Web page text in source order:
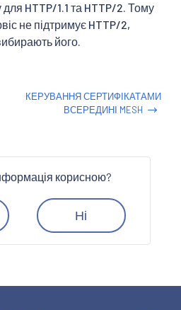
для HTTP/1.1 та HTTP/2. Тому
не підтримує HTTP/2,
його.
КЕРУВАННЯ СЕРТИФІКАТАМИ
ВСЕРЕДИНІ MESH
корисною?
Ні